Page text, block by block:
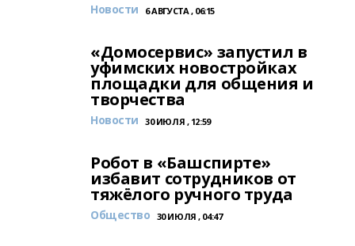
Новости 6 АВГУСТА , 06:15
«Домосервис» запустил в
уфимских новостройках
площадки для общения и
творчества
Новости 30 ИЮЛЯ , 12:59
Робот в «Башспирте»
избавит сотрудников от
тяжёлого ручного труда
Общество 30 ИЮЛЯ , 04:47